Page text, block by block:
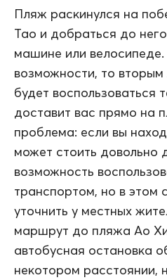
Пляж раскинулся на
Тао и добраться до
машине или велосипеде.
возможности, то
будет воспользоваться
доставит вас прямо на
проблема: если вы
может стоить довольно
возможность
транспортом, но в этом
уточнить у местных
маршрут до пляжа Ао
автобусная остановка
некотором расстоянии,